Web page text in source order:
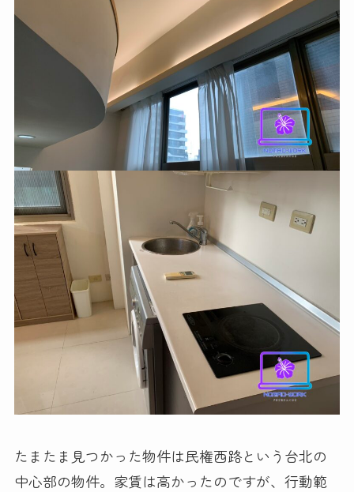
たまたま見つかった物件は民権西路という台北の
中心部の物件。家賃は高かったのですが、行動範